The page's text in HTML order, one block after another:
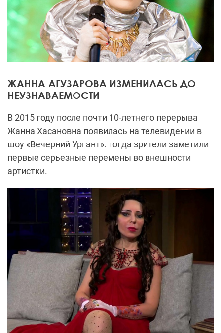
ЖАННА АГУЗАРОВА ИЗМЕНИЛАСЬ ДО
НЕУЗНАВАЕМОСТИ
В 2015 году после почти 10-летнего перерыва
Жанна Хасановна появилась на телевидении в
шоу «Вечерний Ургант»: тогда зрители заметили
первые серьезные перемены во внешности
артистки.